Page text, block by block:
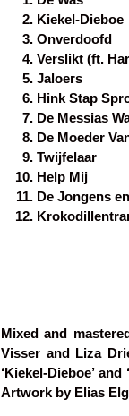
Kiekel-Dieboe
Onverdoofd
Verslikt (ft.
Jaloers
Hink Stap
De Messias
De Moeder
Twijfelaar
Help Mij
De Jongens
Mixed and
Visser and Liza
‘Kiekel-Dieboe’
Artwork by Elias